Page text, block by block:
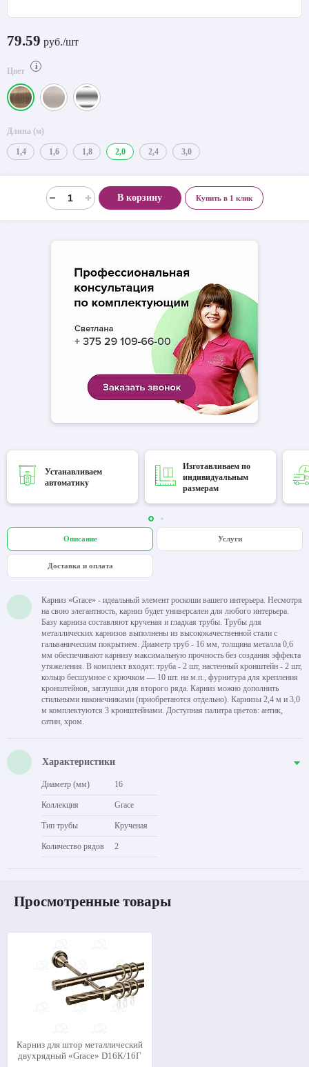
79.59 руб./шт
Цвет i
Длина (м)
1,4 1,6 1,8 2,0 2,4 3,0
В корзину Купить в 1 клик
Устанавливаем
автоматику
Изготавливаем по
индивидуальным
размерам
Описание Услуги
Доставка и оплата
Карниз «Grace» - идеальный элемент роскоши вашего интерьера. Несмотря
на свою элегантность, карниз будет универсален для любого интерьера.
Базу карниза составляют крученая и гладкая трубы. Трубы для
металлических карнизов выполнены из высококачественной стали с
гальваническим покрытием. Диаметр труб - 16 мм, толщина металла 0,6
мм обеспечивают карнизу максимальную прочность без создания эффекта
утяжеления. В комплект входят: труба - 2 шт, настенный кронштейн - 2 шт,
кольцо бесшумное с крючком — 10 шт. на м.п., фурнитура для крепления
кронштейнов, заглушки для второго ряда. Карниз можно дополнить
стильными наконечниками (приобретаются отдельно). Карнизы 2,4 м и 3,0
м комплектуются 3 кронштейнами. Доступная палитра цветов: антик,
сатин, хром.
Характеристики
Диаметр (мм) 16
Коллекция Grace
Тип трубы Крученая
Количество рядов 2
Просмотренные товары
Карниз для штор металлический
двухрядный «Grace» D16К/16Г